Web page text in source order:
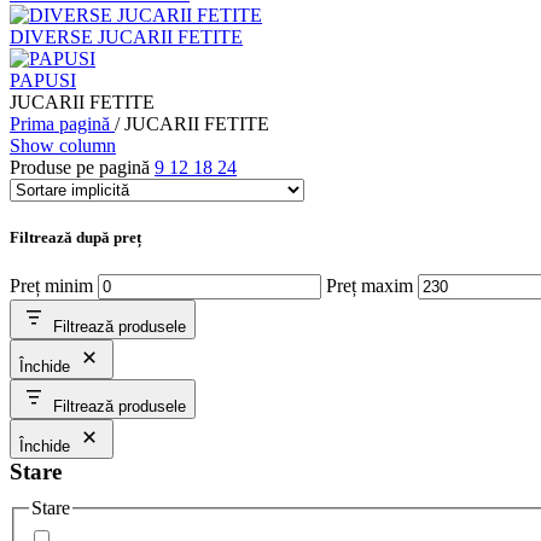
DIVERSE JUCARII FETITE
PAPUSI
JUCARII FETITE
Prima pagină / JUCARII FETITE
Show column
Produse pe pagină 9 12 18 24
Filtrează după preț
Preț minim Preț maxim
Filtrează produsele
Închide
Filtrează produsele
Închide
Stare
Stare